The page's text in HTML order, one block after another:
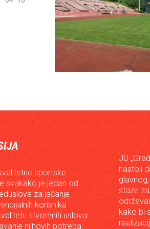
sportske
svakako je jedan od
za jačanje
korisnika
stvorenih uslova
njihovih potreba.
JU
nastoji
staze
kako bi